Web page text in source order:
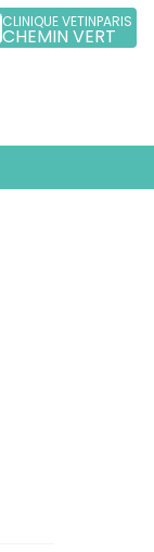
CLINIQUE VETINPARIS
CHEMIN VERT